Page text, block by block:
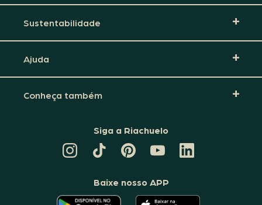
Sustentabilidade
Ajuda
Conheça também
Siga a Riachuelo
TIKTOK
DA
PINTEREST
DA
CANAL
DA
RIACHUELO
LINKEDIN
DA
Baixe nosso APP
O O